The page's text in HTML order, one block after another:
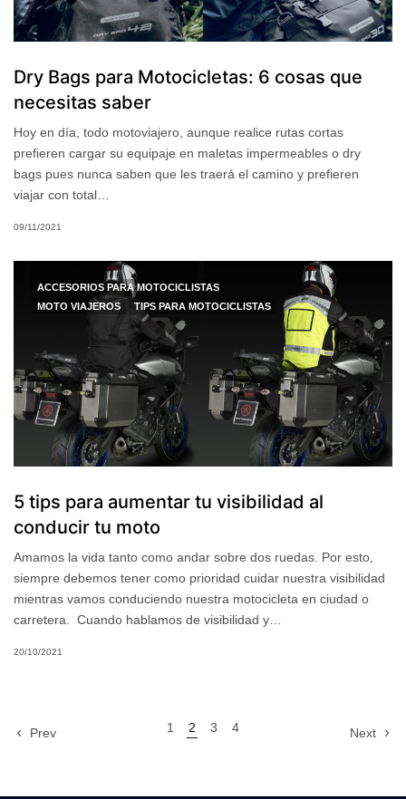
Dry Bags para Motocicletas: 6 cosas que
necesitas saber
Hoy en día, todo motoviajero, aunque realice rutas cortas
prefieren cargar su equipaje en maletas impermeables o dry
bags pues nunca saben que les traerá el camino y prefieren
viajar con total…
09/11/2021
ACCESORIOS PARA MOTOCICLISTAS
MOTO VIAJEROS
TIPS PARA MOTOCICLISTAS
5 tips para aumentar tu visibilidad al
conducir tu moto
Amamos la vida tanto como andar sobre dos ruedas. Por esto,
siempre debemos tener como prioridad cuidar nuestra visibilidad
mientras vamos conduciendo nuestra motocicleta en ciudad o
carretera. Cuando hablamos de visibilidad y…
20/10/2021
Prev 1 2 3 4 Next